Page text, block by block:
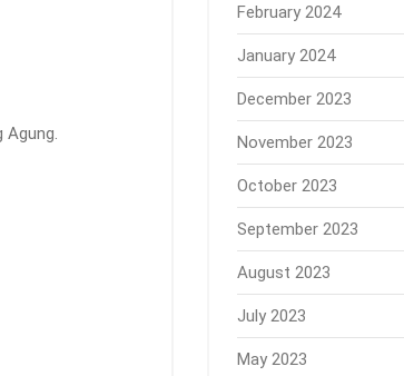
Agung.
February 2024
January 2024
December 2023
November 2023
October 2023
September 2023
August 2023
July 2023
May 2023